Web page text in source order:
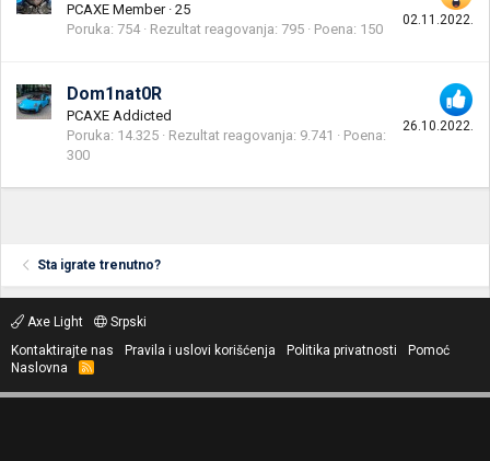
02.11.2022.
PCAXE Member · 25
Poruka 754 Rezultat reagovanja 795 Poena 150
26.10.2022.
Dom1nat0R
PCAXE Addicted
Poruka 14.325 Rezultat reagovanja 9.741
Poena
300
Sta igrate trenutno?
Axe Light
Srpski
Kontaktirajte nas
Pravila i uslovi korišćenja Politika privatnosti
Pomoć
Naslovna
R
S